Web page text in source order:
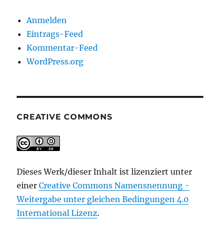
Anmelden
Eintrags-Feed
Kommentar-Feed
WordPress.org
CREATIVE COMMONS
Dieses Werk/dieser Inhalt ist lizenziert unter
einerCreative Commons Namensnennung -
Weitergabe unter gleichen Bedingungen 4.0
International Lizenz.